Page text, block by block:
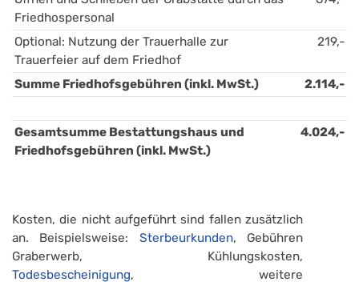
Friedhospersonal
Optional: Nutzung der Trauerhalle zur
Trauerfeier auf dem Friedhof
219,-
Summe Friedhofsgebühren (inkl. MwSt.) 2.114,-
Gesamtsumme Bestattungshaus und
Friedhofsgebühren (inkl. MwSt.)
4.024,-
Kosten, die nicht aufgeführt sind fallen zusätzlich
an. Beispielsweise: Sterbeurkunden, Gebühren
Graberwerb, Kühlungskosten,
Todesbescheinigung, weitere